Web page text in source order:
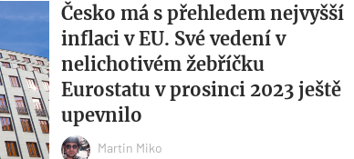
Česko má s přehledem nejvyšší
inflaci v EU. Své vedení v
nelichotivém žebříčku
Eurostatu v prosinci 2023 ještě
upevnilo
Martin Miko